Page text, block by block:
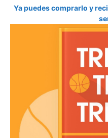
Ya puedes comprarlo y